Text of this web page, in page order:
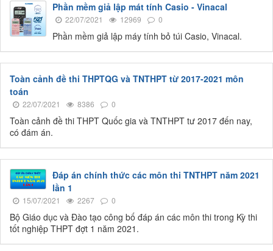
Phần mềm giả lập mát tính Casio - Vinacal
22/07/2021 12969 0
Phần mềm giả lập máy tính bỏ túi Casio, Vinacal.
Toàn cảnh đề thi THPTQG và TNTHPT từ 2017-2021 môn
toán
22/07/2021 8386 0
Toàn cảnh đề thi THPT Quốc gia và TNTHPT tư 2017 đến nay,
có đám án.
Đáp án chính thức các môn thi TNTHPT năm 2021
lần 1
15/07/2021 2267 0
Bộ Giáo dục và Đào tạo công bố đáp án các môn thi trong Kỳ thi
tốt nghiệp THPT đợt 1 năm 2021.